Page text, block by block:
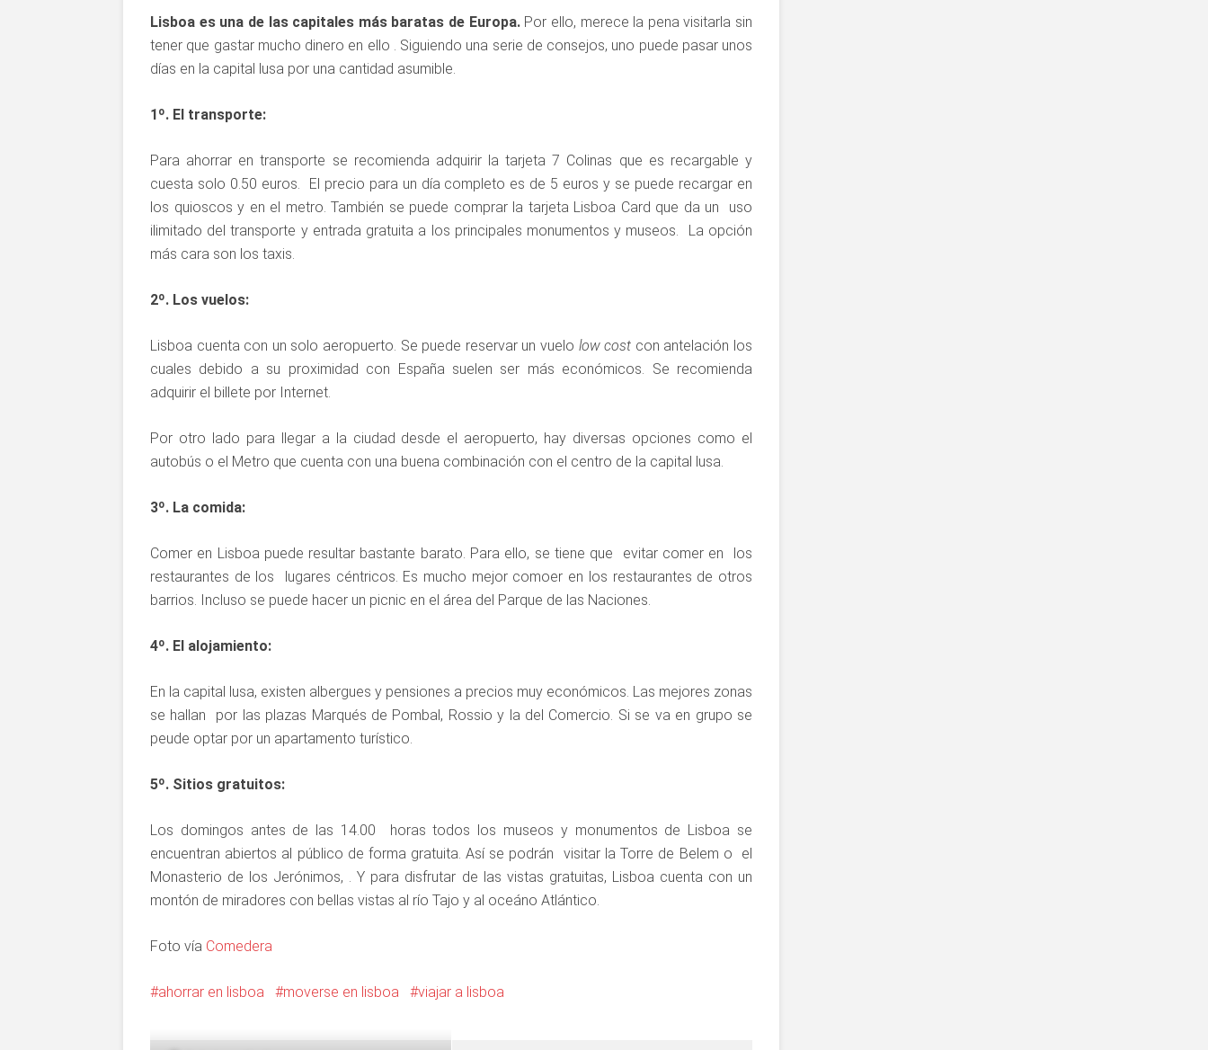
Lisboa es una de las capitales más baratas de Europa.Por ello, merece la pena visitarla sin
tener que gastar mucho dinero en ello . Siguiendo una serie de consejos, uno puede pasar unos
días en la capital lusa por una cantidad asumible.
1º. El transporte:
Para ahorrar en transporte se recomienda adquirir la tarjeta 7 Colinas que es recargable y
cuesta solo 0.50 euros. El precio para un día completo es de 5 euros y se puede recargar en
los quioscos y en el metro. También se puede comprar la tarjeta Lisboa Card que da un uso
ilimitado del transporte y entrada gratuita a los principales monumentos y museos. La opción
más cara son los taxis.
2º. Los vuelos:
Lisboa cuenta con un solo aeropuerto. Se puede reservar un vuelo low cost con antelación los
cuales debido a su proximidad con España suelen ser más económicos. Se recomienda
adquirir el billete por Internet.
Por otro lado para llegar a la ciudad desde el aeropuerto, hay diversas opciones como el
autobús o el Metro que cuenta con una buena combinación con el centro de la capital lusa.
3º. La comida:
Comer en Lisboa puede resultar bastante barato. Para ello, se tiene que evitar comer en los
restaurantes de los lugares céntricos. Es mucho mejor comoer en los restaurantes de otros
barrios. Incluso se puede hacer un picnic en el área del Parque de las Naciones.
4º. El alojamiento:
En la capital lusa, existen albergues y pensiones a precios muy económicos. Las mejores zonas
se hallan por las plazas Marqués de Pombal, Rossio y la del Comercio. Si se va en grupo se
peude optar por un apartamento turístico.
5º. Sitios gratuitos:
Los domingos antes de las 14.00 horas todos los museos y monumentos de Lisboa se
encuentran abiertos al público de forma gratuita. Así se podrán visitar la Torre de Belem o el
Monasterio de los Jerónimos, . Y para disfrutar de las vistas gratuitas, Lisboa cuenta con un
montón de miradores con bellas vistas al río Tajo y al oceáno Atlántico.
Foto vía Comedera
ahorrar en lisboa moverse en lisboa viajar a lisboa